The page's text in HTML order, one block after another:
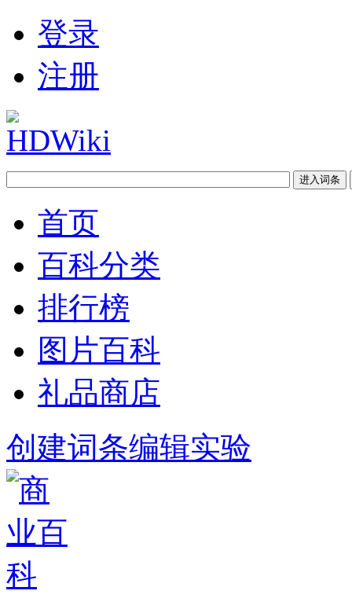
登录
注册
首页
百科分类
排行榜
图片百科
礼品商店
创建词条编辑实验